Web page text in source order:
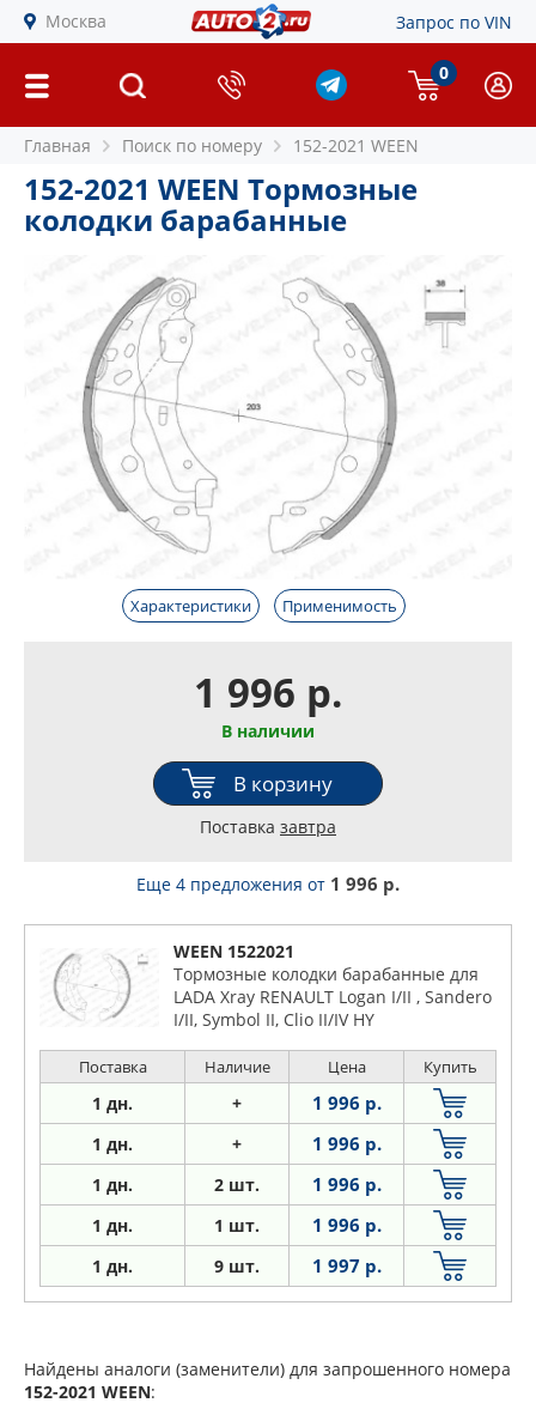
Москва Запрос по VIN
0
Главная Поиск по номеру 152-2021 WEEN
152-2021 WEEN Тормозные
колодки барабанные
Характеристики Применимость
1 996 р.
В наличии
В корзину
Поставка завтра
Еще 4 предложения от 1 996 р.
WEEN 1522021
Тормозные колодки барабанные для
LADA Xray RENAULT Logan I/II , Sandero
I/II, Symbol II, Clio II/IV HY
Поставка Наличие Цена Купить
1 дн. + 1 996 р.
1 дн. + 1 996 р.
1 дн. 2 шт. 1 996 р.
1 дн. 1 шт. 1 996 р.
1 дн. 9 шт. 1 997 р.
Найдены аналоги (заменители) для запрошенного номера
152-2021 WEEN: